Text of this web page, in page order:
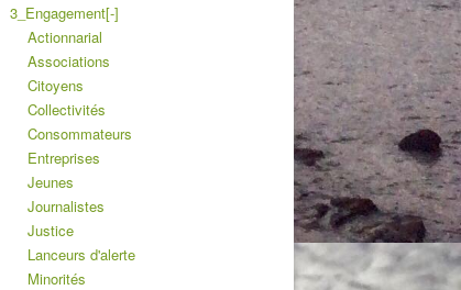
3_Engagement[-]
Actionnarial
Associations
Citoyens
Collectivités
Consommateurs
Entreprises
Jeunes
Journalistes
Justice
Lanceurs d'alerte
Minorités